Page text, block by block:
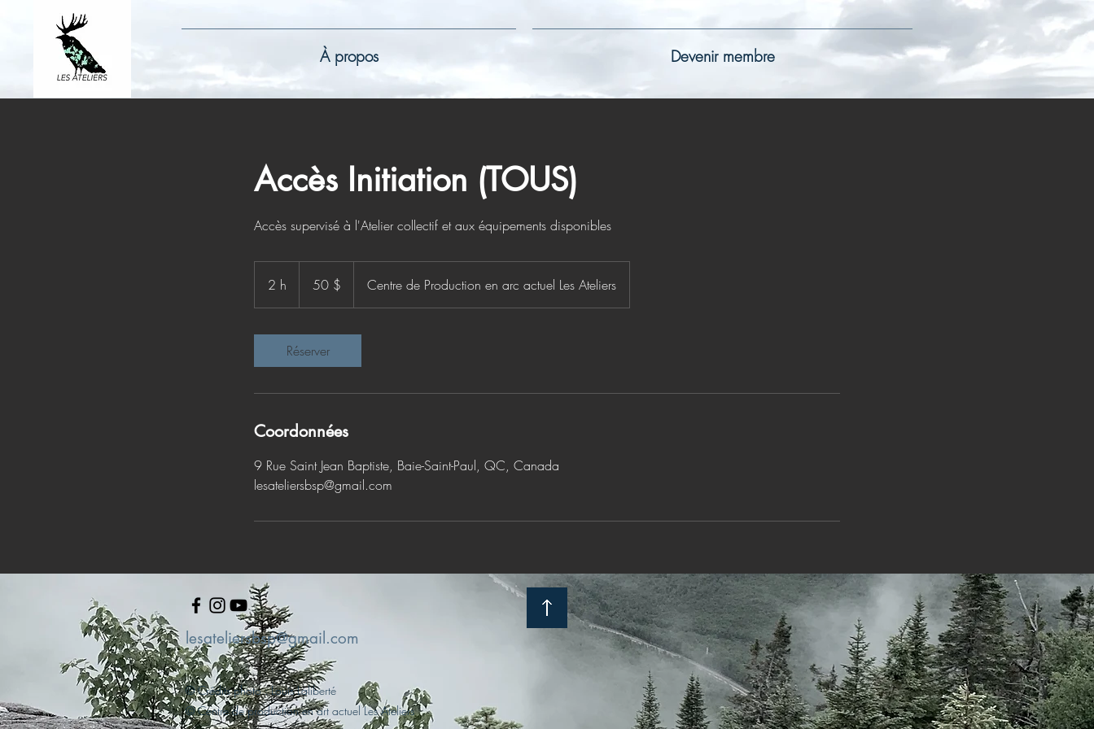
À propos Devenir membre
Accès Initiation (TOUS)
Accès supervisé à l'Atelier collectif et aux équipements disponibles
2 h
h
50 $ Centre de Production en arc actuel Les Ateliers
Réserver
Coordonnées
9 Rue Saint Jean Baptiste, Baie-Saint-Paul, QC, Canada
lesateliersbsp@gmail.com
lesateliersbsp@gmail.com
© Crédits photo : Louis Laliberté
© Centre de production en art actuel Les Ateliers